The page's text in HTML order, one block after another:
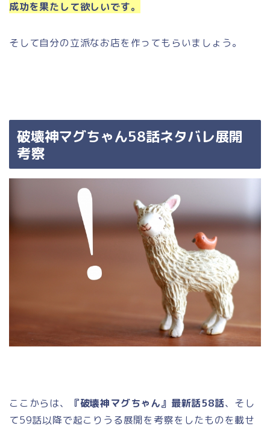
成功を果たして欲しいです。
そして自分の立派なお店を作ってもらいましょう。
破壊神マグちゃん58話ネタバレ展開
考察
ここからは、 『破壊神マグちゃん』最新話58話、そし
て59話以降で起こりうる展開を考察をしたものを載せ